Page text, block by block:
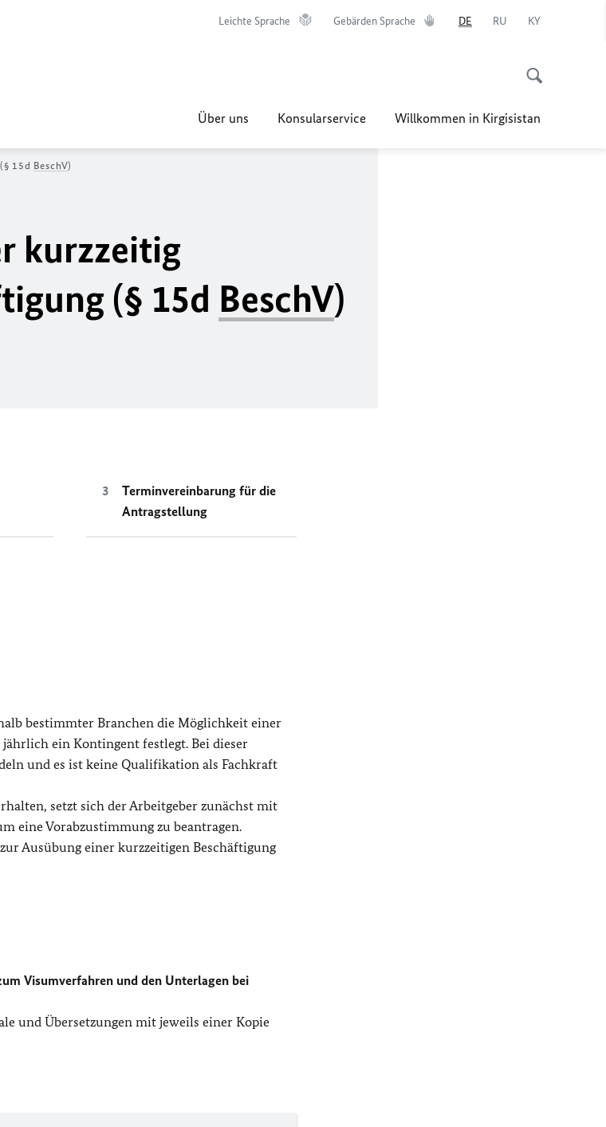
Leichte Sprache Gebärden Sprache DE RU KY
Über uns Konsularservice Willkommen in Kirgisistan
15d BeschV)
kurzzeitig
(§ 15d BeschV)
Terminvereinbarung für die
Antragstellung
bestimmter Branchen die Möglichkeit einer
ein Kontingent festlegt. Bei dieser
und es ist keine Qualifikation als Fachkraft
setzt sich der Arbeitgeber zunächst mit
eine Vorabzustimmung zu beantragen.
Ausübung einer kurzzeitigen Beschäftigung
Visumverfahren und den Unterlagen bei
und Übersetzungen mit jeweils einer Kopie